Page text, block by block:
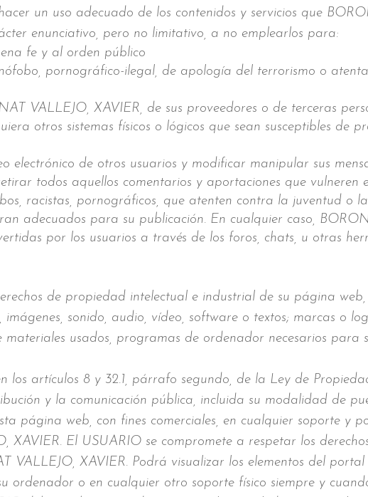
un uso adecuado de los contenidos y servicios que
enunciativo, pero no limitativo, a no emplearlos para:
fe y al orden público
pornográfico-ilegal, de apología del terrorismo o
VALLEJO, XAVIER, de sus proveedores o de terceras
otros sistemas físicos o lógicos que sean susceptibles de
electrónico de otros usuarios y modificar manipular sus
todos aquellos comentarios y aportaciones que vulneren
racistas, pornográficos, que atenten contra la juventud o
adecuados para su publicación. En cualquier caso,
por los usuarios a través de los foros, chats, u otras
de propiedad intelectual e industrial de su página
sonido, audio, vídeo, software o textos; marcas o
materiales usados, programas de ordenador necesarios para
los artículos 8 y 32.1, párrafo segundo, de la Ley de
y la comunicación pública, incluida su modalidad de
página web, con fines comerciales, en cualquier soporte y
XAVIER. El USUARIO se compromete a respetar los
XAVIER. Podrá visualizar los elementos del portal
ordenador o en cualquier otro soporte físico siempre y